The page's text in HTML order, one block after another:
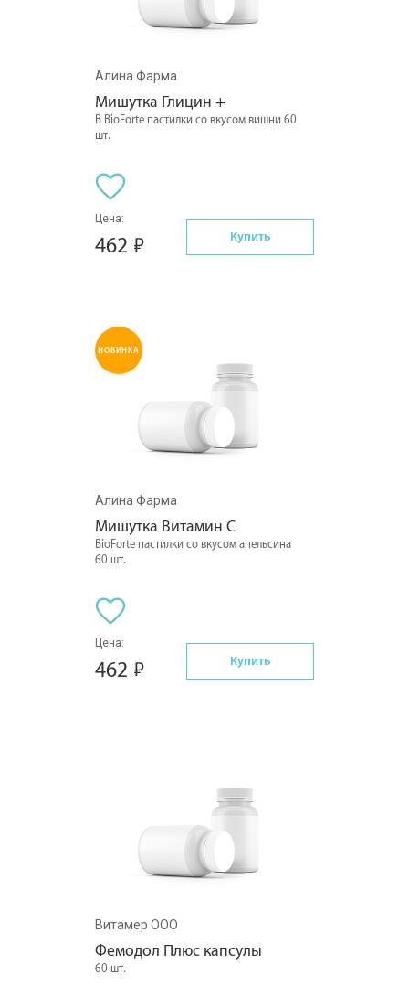
Алина Фарма
Мишутка Глицин +
В BioForte пастилки со вкусом вишни 60
шт.
Цена:
462 Купить
НОВИНКА
Алина Фарма
Мишутка Витамин С
BioForte пастилки со вкусом апельсина
60 шт.
Цена:
462 Купить
Витамер ООО
Фемодол Плюс капсулы
60 шт.